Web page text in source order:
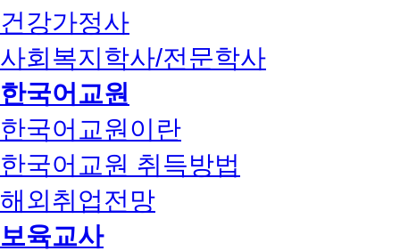
건강가정사
사회복지학사/전문학사
한국어교원
한국어교원이란
한국어교원 취득방법
해외취업전망
보육교사